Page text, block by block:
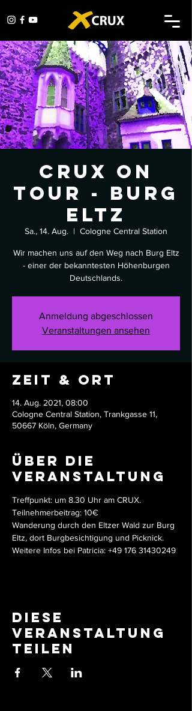
CRUX on
tour - Burg
Eltz
Sa., 14. Aug.
  |
Cologne Central Station
Wir machen uns auf den Weg nach Burg Eltz
- einer der bekanntesten Höhenburgen
Deutschlands.
Anmeldung abgeschlossen
Veranstaltungen ansehen
Zeit & Ort
14. Aug. 2021, 08:00
Cologne Central Station, Trankgasse 11,
50667 Köln, Germany
Über die
Veranstaltung
Treffpunkt: um 8.30 Uhr am CRUX.
Teilnehmerbeitrag: 10€
Wanderung durch den Eltzer Wald zur Burg
Eltz, dort Burgbesichtigung und Picknick.
Weitere Infos bei Patricia: +49 176 31430249
Diese
Veranstaltung
teilen